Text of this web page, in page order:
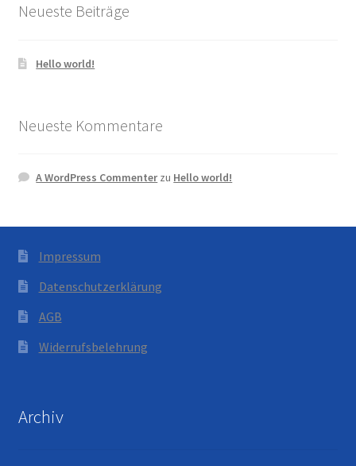
Neueste Beiträge
Hello world!
Neueste Kommentare
A WordPress Commenterzu Hello world!
Impressum
Datenschutzerklärung
AGB
Widerrufsbelehrung
Archiv